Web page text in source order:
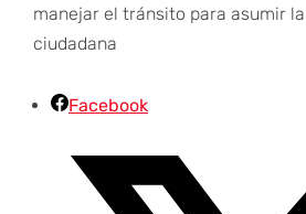
manejar el tránsito para asumir
ciudadana
Facebook